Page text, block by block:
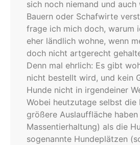
sich noch niemand und auch
Bauern oder Schafwirte
frage ich mich doch, warum
eher ländlich wohne, wenn
doch nicht artgerecht
Denn mal ehrlich: Es gibt
nicht bestellt wird, und kein
Hunde nicht in irgendeiner
Wobei heutzutage selbst die
größere Auslauffläche
Massentierhaltung) als die
sogenannte Hundeplätzen